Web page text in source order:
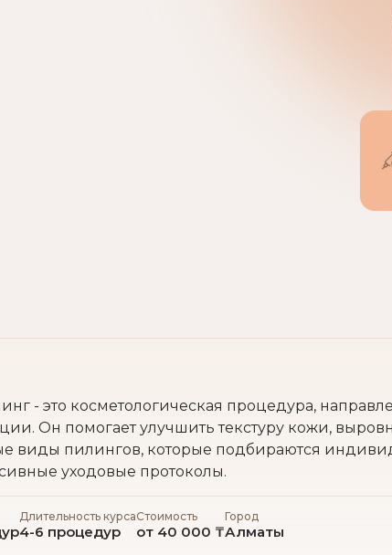
- это косметологическая процедура,
Он помогает улучшить текстуру кожи,
пилингов, которые подбираются
уходовые протоколы.
Длительность курса
4-6 процедур
Стоимость
от 40 000 ₸
Город
Алматы